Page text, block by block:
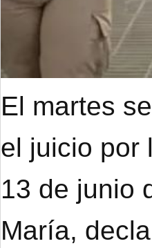
El martes
el juicio por
13 de junio
María,